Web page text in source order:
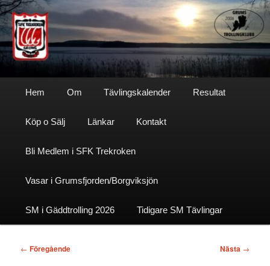
Hoppa
till
primärt
innehållSfktrekroken
Hem Om Tävlingskalender Resultat
Köp o Sälj Länkar Kontakt
Bli Medlem i SFK Trekroken
Vasar i Grumsfjorden/Borgviksjön
SM i Gäddtrolling 2026 Tidigare SM Tävlingar
Inläggsnavigering
← Föregående Nästa →